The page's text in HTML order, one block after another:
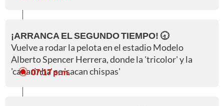
¡ARRANCA EL SEGUNDO TIEMPO! 🕣
Vuelve a rodar la pelota en el estadio Modelo
Alberto Spencer Herrera, donde la 'tricolor' y la
'canarinha' se 'sacan chispas'
07:17 p. m.